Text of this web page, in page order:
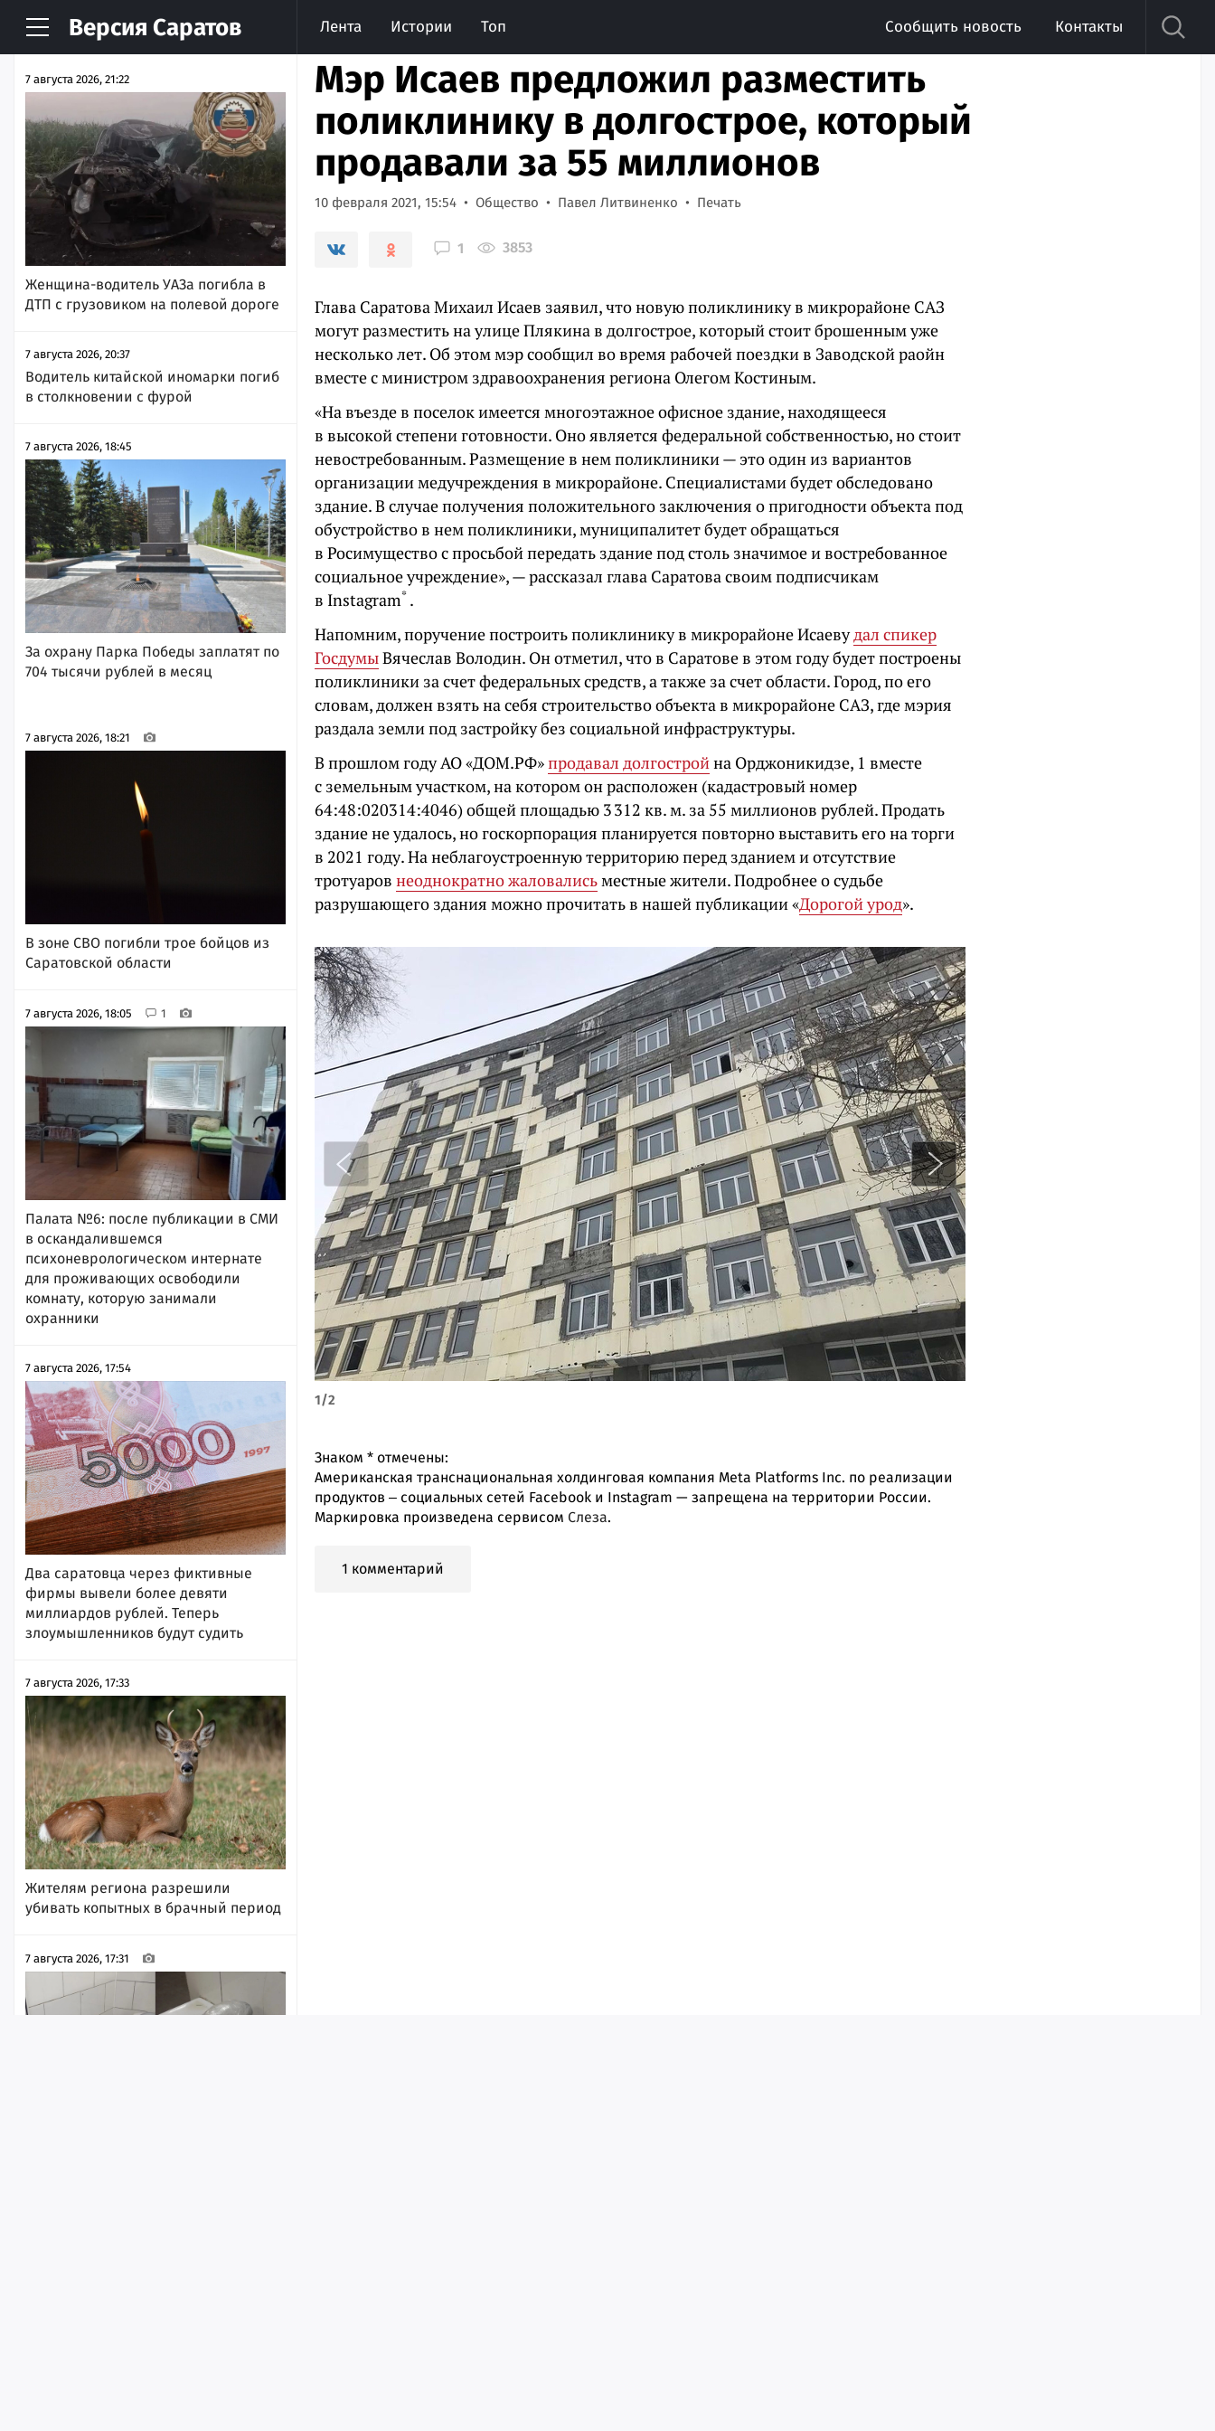
Версия Саратов Лента Истории Топ Сообщить новость Контакты
НОВОСТИ АРХИВ
7 августа 2026, 21:22
Женщина-водитель УАЗа погибла в
ДТП с грузовиком на полевой дороге
7 августа 2026, 20:37
Водитель китайской иномарки погиб
в столкновении с фурой
7 августа 2026, 18:45
За охрану Парка Победы заплатят по
704 тысячи рублей в месяц
7 августа 2026, 18:21
В зоне СВО погибли трое бойцов из
Саратовской области
7 августа 2026, 18:05 1
Палата №6: после публикации в СМИ
в оскандалившемся
психоневрологическом интернате
для проживающих освободили
комнату, которую занимали
охранники
7 августа 2026, 17:54
Два саратовца через фиктивные
фирмы вывели более девяти
миллиардов рублей. Теперь
злоумышленников будут судить
7 августа 2026, 17:33
Жителям региона разрешили
убивать копытных в брачный период
7 августа 2026, 17:31
Мэр Исаев предложил разместить
поликлинику в долгострое, который
продавали за 55 миллионов
10 февраля 2021, 15:54 Общество Павел Литвиненко Печать
1 3853
Глава Саратова Михаил Исаев заявил, что новую поликлинику в микрорайоне САЗ
могут разместить на улице Плякина в долгострое, который стоит брошенным уже
несколько лет. Об этом мэр сообщил во время рабочей поездки в Заводской раойн
вместе с министром здравоохранения региона Олегом Костиным.
«На въезде в поселок имеется многоэтажное офисное здание, находящееся
в высокой степени готовности. Оно является федеральной собственностью, но стоит
невостребованным. Размещение в нем поликлиники — это один из вариантов
организации медучреждения в микрорайоне. Специалистами будет обследовано
здание. В случае получения положительного заключения о пригодности объекта под
обустройство в нем поликлиники, муниципалитет будет обращаться
в Росимущество с просьбой передать здание под столь значимое и востребованное
социальное учреждение», — рассказал глава Саратова своим подписчикам
в Instagram* .
Напомним, поручение построить поликлинику в микрорайоне Исаевудал спикер
ГосдумыВячеслав Володин. Он отметил, что в Саратове в этом году будет построены
поликлиники за счет федеральных средств, а также за счет области. Город, по его
словам, должен взять на себя строительство объекта в микрорайоне САЗ, где мэрия
раздала земли под застройку без социальной инфраструктуры.
В прошлом году АО «ДОМ.РФ»продавал долгостройна Орджоникидзе, 1 вместе
с земельным участком, на котором он расположен (кадастровый номер
64:48:020314:4046) общей площадью 3 312 кв. м. за 55 миллионов рублей. Продать
здание не удалось, но госкорпорация планируется повторно выставить его на торги
в 2021 году. На неблагоустроенную территорию перед зданием и отсутствие
тротуаров неоднократно жаловалисьместные жители. Подробнее о судьбе
разрушающего здания можно прочитать в нашей публикации «Дорогой урод».
1/2
Знаком * отмечены:
Американская транснациональная холдинговая компания Meta Platforms Inc. по реализации
продуктов ‒ социальных сетей Facebook и Instagram — запрещена на территории России.
Маркировка произведена сервисом Слеза.
1 комментарий